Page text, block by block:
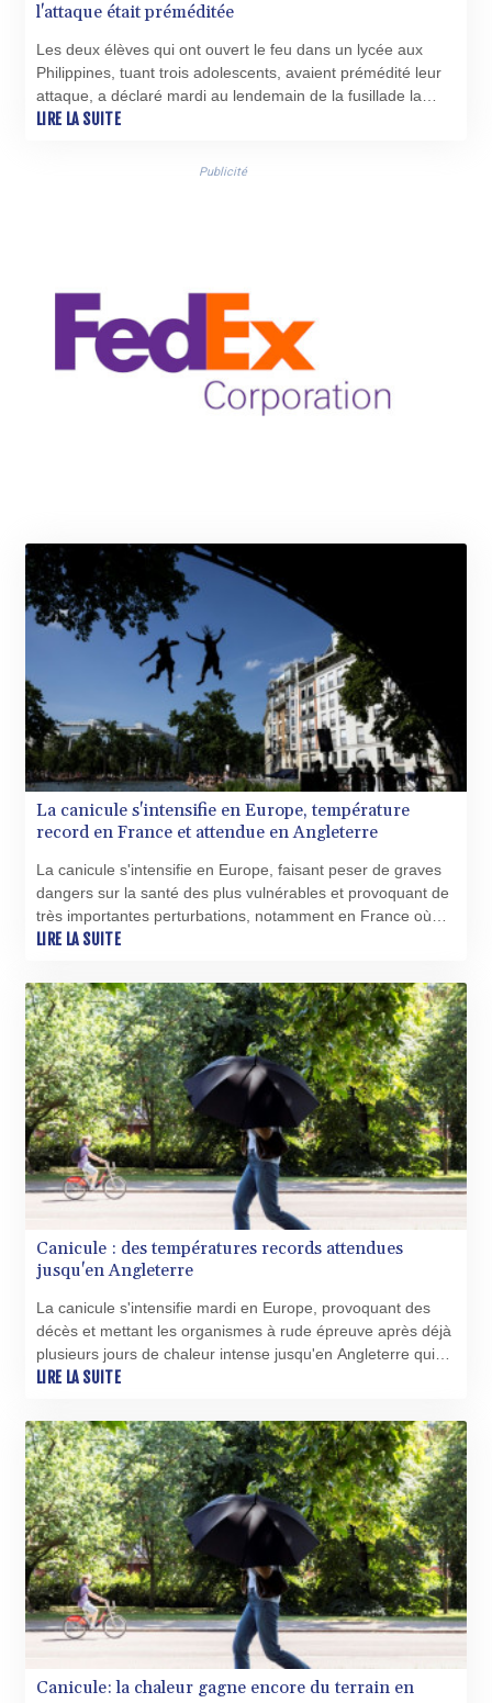
LVL 0.698328
MUR 54.25975
MVR 17.836226
MWK 2002.272162
MXN 19.799721
NOK 10.961657
NPR 175.981506
NZD 1.962504
OMR 0.443899
PAB 1.154692
PEN 3.900486
PGK 5.105359
PHP 70.2929
PKR 320.577493
PLN 4.303005
PYG 6873.158225
QAR 4.209453
RON 5.242474
RUB 95.245181
RWF 1696.29036
SCR 16.647423
SDG 693.263532
SEK 10.968947
SGD 1.478549
SLE 28.396685
SOS 659.929398
SRD 43.581889
STD 23895.234065
STN 24.482541
SVC 10.103839
SZL 18.680679
THB 38.101605
TND 3.38493
TRY 55.083338
TTD 7.832449
UAH 51.797563
UGX 4301.007424
USD 1.154472
UYU 46.517634
UZS 13778.234292
VES 872.506333
VND 30195.208254
VUV 137.805149
WST 3.155998
XAF 655.489565
XAG 0.017742
l'attaque était préméditée
Les deux élèves qui ont ouvert le feu dans un lycée aux
Philippines, tuant trois adolescents, avaient prémédité leur
attaque, a déclaré mardi au lendemain de la fusillade la
police, qui pense que les tueurs étaient victimes de
LIRE LA SUITE
Publicité
La canicule s'intensifie en Europe, température
record en France et attendue en Angleterre
La canicule s'intensifie en Europe, faisant peser de graves
dangers sur la santé des plus vulnérables et provoquant de
très importantes perturbations, notamment en France où
mardi a été la journée la plus chaude jamais enregistrée
de température pour un mois de juin.
LIRE LA SUITE
Canicule : des températures records attendues
jusqu'en Angleterre
La canicule s'intensifie mardi en Europe, provoquant des
décès et mettant les organismes à rude épreuve après déjà
plusieurs jours de chaleur intense jusqu'en Angleterre qui
pourrait battre un record de température pour un mois de
LIRE LA SUITE
Canicule: la chaleur gagne encore du terrain en